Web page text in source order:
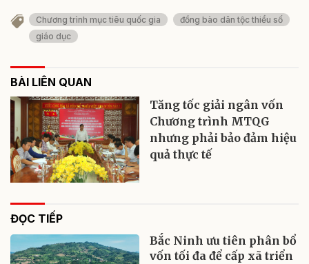
Chương trình mục tiêu quốc gia
đồng bào dân tộc thiểu số
giáo dục
BÀI LIÊN QUAN
Tăng tốc giải ngân vốn
Chương trình MTQG
nhưng phải bảo đảm hiệu
quả thực tế
ĐỌC TIẾP
Bắc Ninh ưu tiên phân bổ
vốn tối đa để cấp xã triển